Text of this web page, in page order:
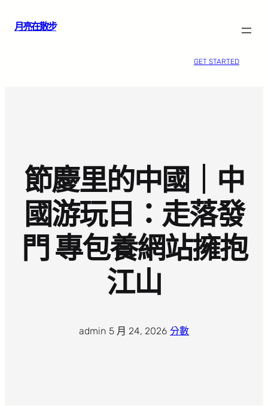
月亮在散步
GET STARTED
節慶里的中國｜中
國游玩日：走落發
門 專包養網站擁抱
江山
admin 5 月 24, 2026 分數